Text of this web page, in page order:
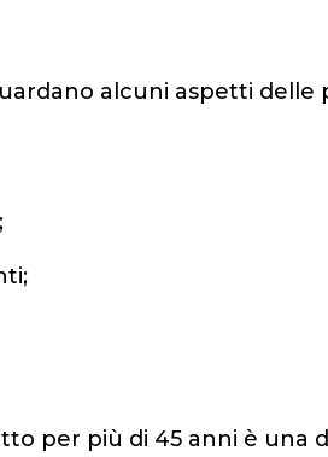
alcuni aspetti delle
per più di 45 anni è una